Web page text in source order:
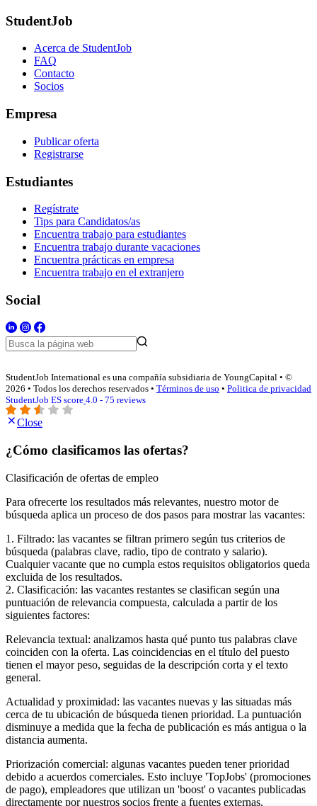
StudentJob
Acerca de StudentJob
FAQ
Contacto
Socios
Empresa
Publicar oferta
Registrarse
Estudiantes
Regístrate
Tips para Candidatos/as
Encuentra trabajo para estudiantes
Encuentra trabajo durante vacaciones
Encuentra prácticas en empresa
Encuentra trabajo en el extranjero
Social
StudentJob International es una compañía subsidiaria de YoungCapital • ©
2026 • Todos los derechos reservados • Términos de uso • Politica de privacidad
StudentJob ES score 4.0 - 75 reviews
Close
¿Cómo clasificamos las ofertas?
Clasificación de ofertas de empleo
Para ofrecerte los resultados más relevantes, nuestro motor de
búsqueda aplica un proceso de dos pasos para mostrar las vacantes:
1. Filtrado: las vacantes se filtran primero según tus criterios de
búsqueda (palabras clave, radio, tipo de contrato y salario).
Cualquier vacante que no cumpla estos requisitos obligatorios queda
excluida de los resultados.
2. Clasificación: las vacantes restantes se clasifican según una
puntuación de relevancia compuesta, calculada a partir de los
siguientes factores:
Relevancia textual: analizamos hasta qué punto tus palabras clave
coinciden con la oferta. Las coincidencias en el título del puesto
tienen el mayor peso, seguidas de la descripción corta y el texto
general.
Actualidad y proximidad: las vacantes nuevas y las situadas más
cerca de tu ubicación de búsqueda tienen prioridad. La puntuación
disminuye a medida que la fecha de publicación es más antigua o la
distancia aumenta.
Priorización comercial: algunas vacantes pueden tener prioridad
debido a acuerdos comerciales. Esto incluye 'TopJobs' (promociones
de pago), empleadores que utilizan un 'boost' o vacantes publicadas
directamente por nuestros socios frente a fuentes externas.